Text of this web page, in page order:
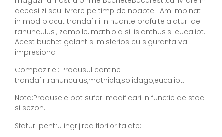
aceasi zi sau livrare pe timp de noapte . Am imbinat
in mod placut trandafirii in nuante prafuite alaturi de
ranunculus , zambile, mathiola si lisianthus si eucalipt.
Acest buchet galant si misterios cu siguranta va
impresiona .
Compozitie : Produsul contine
trandafiri,ranunculus,mathiola,solidago,eucalipt.
Nota:Produsele pot suferi modificari in functie de stoc
si sezon.
Sfaturi pentru ingrijirea florilor taiate: